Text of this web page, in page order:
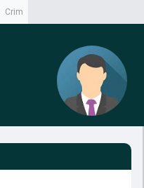
CrimeTak